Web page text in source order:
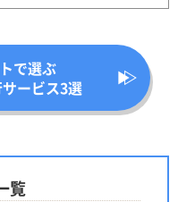
で選ぶ
ービス3選
覧